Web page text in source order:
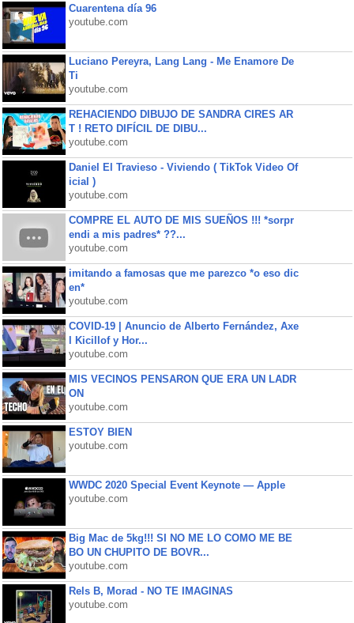
Cuarentena día 96
youtube.com
Luciano Pereyra, Lang Lang - Me Enamore De
Ti
youtube.com
REHACIENDO DIBUJO DE SANDRA CIRES AR
T ! RETO DIFÍCIL DE DIBU...
youtube.com
Daniel El Travieso - Viviendo ( TikTok Video Of
icial )
youtube.com
COMPRE EL AUTO DE MIS SUEÑOS !!! *sorpr
endi a mis padres* ??...
youtube.com
imitando a famosas que me parezco *o eso dic
en*
youtube.com
COVID-19 | Anuncio de Alberto Fernández, Axe
l Kicillof y Hor...
youtube.com
MIS VECINOS PENSARON QUE ERA UN LADR
ON
youtube.com
ESTOY BIEN
youtube.com
WWDC 2020 Special Event Keynote — Apple
youtube.com
Big Mac de 5kg!!! SI NO ME LO COMO ME BE
BO UN CHUPITO DE BOVR...
youtube.com
Rels B, Morad - NO TE IMAGINAS
youtube.com